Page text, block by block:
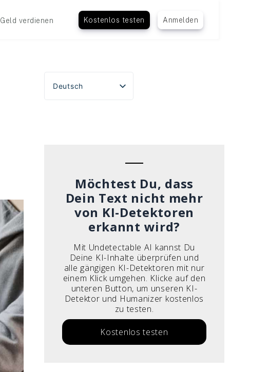
Geld verdienen Kostenlos testen Anmelden
Deutsch
English
Möchtest Du, dass
Dein Text nicht mehr
von KI-Detektoren
erkannt wird?
Mit Undetectable AI kannst Du
Deine KI-Inhalte überprüfen und
alle gängigen KI-Detektoren mit nur
einem Klick umgehen. Klicke auf den
unteren Button, um unseren KI-
Detektor und Humanizer kostenlos
zu testen.
Kostenlos testen